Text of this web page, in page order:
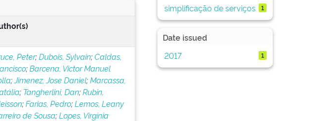
Peter;Dubois, Sylvain;Caldas,
;Barcena, Victor Manuel
;Jimenez, Jose Daniel;Marcassa,
; Tangherlini, Dan;Rubin,
;Farias, Pedro;Lemos, Leany
de Sousa;Lopes, Virgínia
simplificação de serviços 1
Date issued
2017
1